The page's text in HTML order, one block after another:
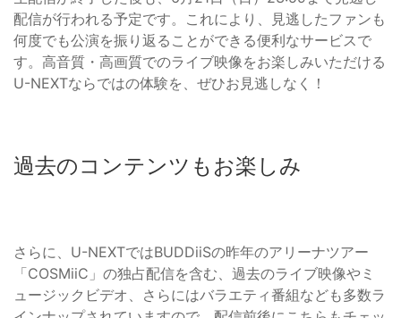
配信が行われる予定です。これにより、見逃したファンも
何度でも公演を振り返ることができる便利なサービスで
す。高音質・高画質でのライブ映像をお楽しみいただける
U-NEXTならではの体験を、ぜひお見逃しなく！
過去のコンテンツもお楽しみ
さらに、U-NEXTではBUDDiiSの昨年のアリーナツアー
「COSMiiC」の独占配信を含む、過去のライブ映像やミ
ュージックビデオ、さらにはバラエティ番組なども多数ラ